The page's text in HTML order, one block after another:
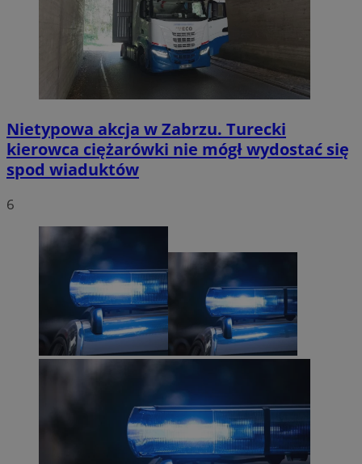
Nietypowa akcja w Zabrzu. Turecki
kierowca ciężarówki nie mógł wydostać się
spod wiaduktów
6